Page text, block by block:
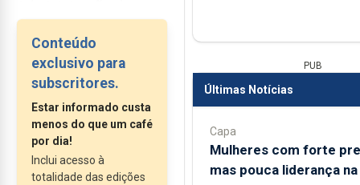
de obrigações de
serviço público entre o
Grupo SATA e o
Governo Regional.
Grupo SATA, defendeu
ontem, na Assembleia
Legislativa dos Açores,
a necessidade de
rever o atual contrato
de obrigações...
Conteúdo
exclusivo para
subscritores.
Estar informado custa
menos do que um café
por dia!
Inclui acesso à
totalidade das edições
PUB
Últimas Notícias
Capa
Mulheres com forte
mas pouca liderança